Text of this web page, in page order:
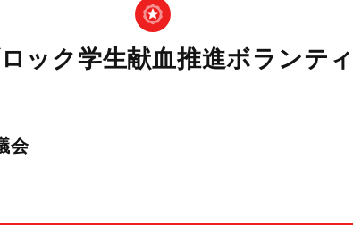
ック学生献血推進ボランテ
会